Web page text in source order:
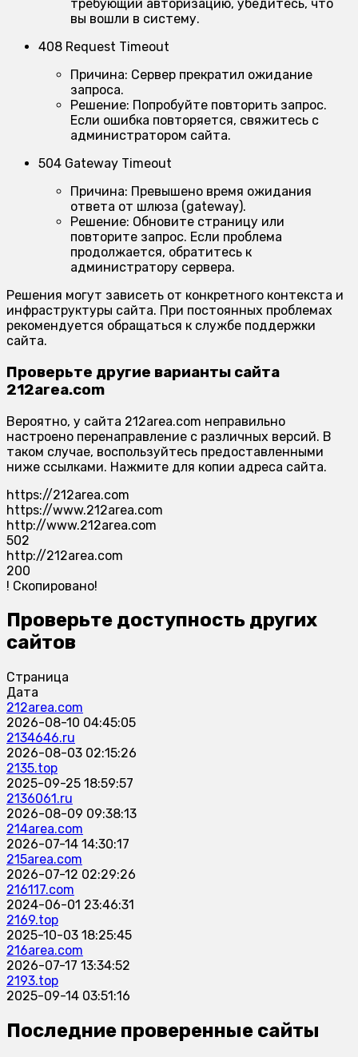
требующий авторизацию, убедитесь, что
вы вошли в систему.
408 Request Timeout
Причина: Сервер прекратил ожидание
запроса.
Решение: Попробуйте повторить запрос.
Если ошибка повторяется, свяжитесь с
администратором сайта.
504 Gateway Timeout
Причина: Превышено время ожидания
ответа от шлюза (gateway).
Решение: Обновите страницу или
повторите запрос. Если проблема
продолжается, обратитесь к
администратору сервера.
Решения могут зависеть от конкретного контекста и
инфраструктуры сайта. При постоянных проблемах
рекомендуется обращаться к службе поддержки
сайта.
Проверьте другие варианты сайта
212area.com
Вероятно, у сайта 212area.com неправильно
настроено перенаправление с различных версий. В
таком случае, воспользуйтесь предоставленными
ниже ссылками. Нажмите для копии адреса сайта.
https://212area.com
https://www.212area.com
http://www.212area.com
502
http://212area.com
200
! Скопировано!
Проверьте доступность других
сайтов
Страница
Дата
212area.com
2026-08-10 04:45:05
2134646.ru
2026-08-03 02:15:26
2135.top
2025-09-25 18:59:57
2136061.ru
2026-08-09 09:38:13
214area.com
2026-07-14 14:30:17
215area.com
2026-07-12 02:29:26
216117.com
2024-06-01 23:46:31
2169.top
2025-10-03 18:25:45
216area.com
2026-07-17 13:34:52
2193.top
2025-09-14 03:51:16
Последние проверенные сайты